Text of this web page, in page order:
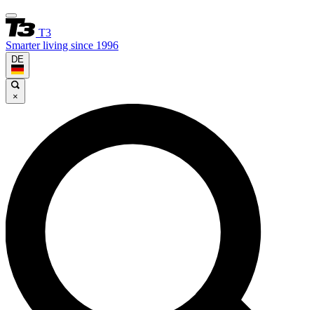
T3
Smarter living since 1996
DE
×